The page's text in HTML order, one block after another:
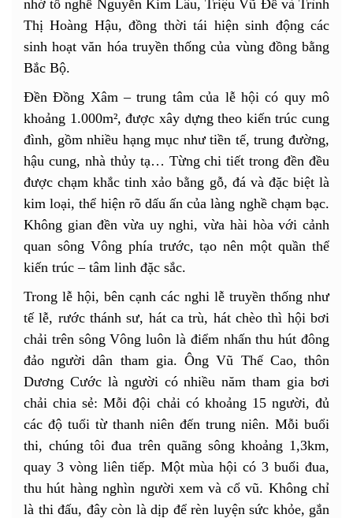
nhớ tổ nghề Nguyễn Kim Lâu, Triệu Vũ Đế và Trình
Thị Hoàng Hậu, đồng thời tái hiện sinh động các
sinh hoạt văn hóa truyền thống của vùng đồng bằng
Bắc Bộ.
Đền Đồng Xâm – trung tâm của lễ hội có quy mô
khoảng 1.000m², được xây dựng theo kiến trúc cung
đình, gồm nhiều hạng mục như tiền tế, trung đường,
hậu cung, nhà thủy tạ… Từng chi tiết trong đền đều
được chạm khắc tinh xảo bằng gỗ, đá và đặc biệt là
kim loại, thể hiện rõ dấu ấn của làng nghề chạm bạc.
Không gian đền vừa uy nghi, vừa hài hòa với cảnh
quan sông Vông phía trước, tạo nên một quần thể
kiến trúc – tâm linh đặc sắc.
Trong lễ hội, bên cạnh các nghi lễ truyền thống như
tế lễ, rước thánh sư, hát ca trù, hát chèo thì hội bơi
chải trên sông Vông luôn là điểm nhấn thu hút đông
đảo người dân tham gia. Ông Vũ Thế Cao, thôn
Dương Cước là người có nhiều năm tham gia bơi
chải chia sẻ: Mỗi đội chải có khoảng 15 người, đủ
các độ tuổi từ thanh niên đến trung niên. Mỗi buổi
thi, chúng tôi đua trên quãng sông khoảng 1,3km,
quay 3 vòng liên tiếp. Một mùa hội có 3 buổi đua,
thu hút hàng nghìn người xem và cổ vũ. Không chỉ
là thi đấu, đây còn là dịp để rèn luyện sức khỏe, gắn